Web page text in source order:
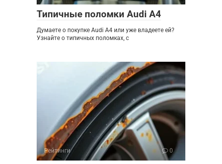
Типичные поломки Audi A4
Думаете о покупке Audi A4 или уже владеете ей?
Узнайте о типичных поломках, с
Рейтинги 0